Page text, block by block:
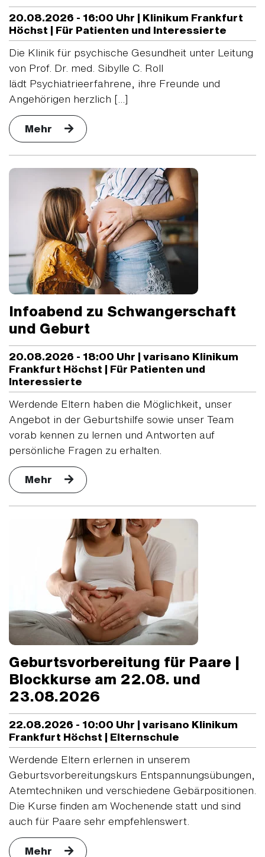
20.08.2026 - 16:00 Uhr | Klinikum Frankfurt
Höchst | Für Patienten und Interessierte
Die Klinik für psychische Gesundheit unter Leitung
von Prof. Dr. med. Sibylle C. Roll
lädt Psychiatrieerfahrene, ihre Freunde und
Angehörigen herzlich [...]
Mehr
Infoabend zu Schwangerschaft
und Geburt
20.08.2026 - 18:00 Uhr | varisano Klinikum
Frankfurt Höchst | Für Patienten und
Interessierte
Werdende Eltern haben die Möglichkeit, unser
Angebot in der Geburtshilfe sowie unser Team
vorab kennen zu lernen und Antworten auf
persönliche Fragen zu erhalten.
Mehr
Geburtsvorbereitung für Paare |
Blockkurse am 22.08. und
23.08.2026
22.08.2026 - 10:00 Uhr | varisano Klinikum
Frankfurt Höchst | Elternschule
Werdende Eltern erlernen in unserem
Geburtsvorbereitungskurs Entspannungsübungen,
Atemtechniken und verschiedene Gebärpositionen.
Die Kurse finden am Wochenende statt und sind
auch für Paare sehr empfehlenswert.
Mehr